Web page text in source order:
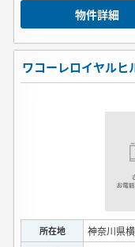
物件詳細
ワコーレロイヤルヒ
所在地 神奈川県